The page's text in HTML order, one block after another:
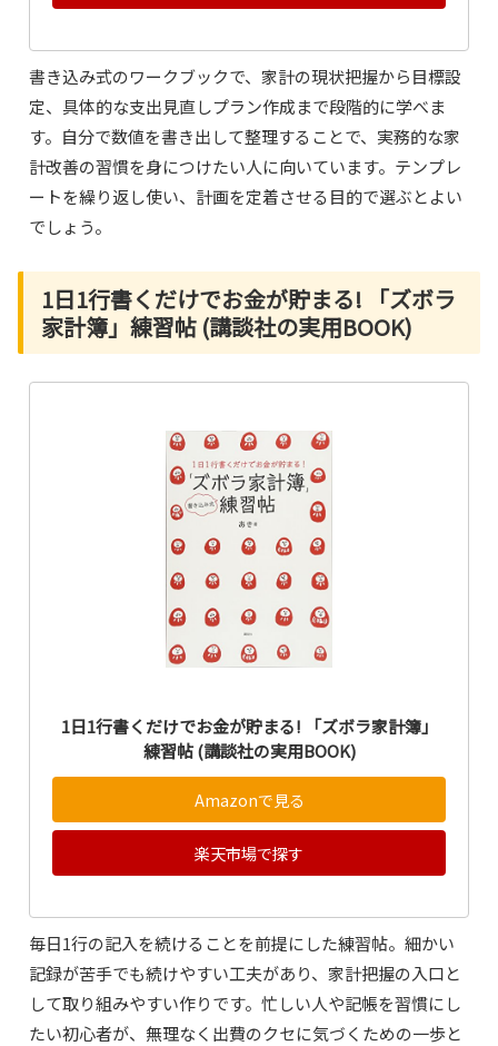
書き込み式のワークブックで、家計の現状把握から目標設
定、具体的な支出見直しプラン作成まで段階的に学べま
す。自分で数値を書き出して整理することで、実務的な家
計改善の習慣を身につけたい人に向いています。テンプレ
ートを繰り返し使い、計画を定着させる目的で選ぶとよい
でしょう。
1日1行書くだけでお金が貯まる! 「ズボラ
家計簿」練習帖 (講談社の実用BOOK)
1日1行書くだけでお金が貯まる! 「ズボラ家計簿」
練習帖 (講談社の実用BOOK)
Amazonで見る
楽天市場で探す
毎日1行の記入を続けることを前提にした練習帖。細かい
記録が苦手でも続けやすい工夫があり、家計把握の入口と
して取り組みやすい作りです。忙しい人や記帳を習慣にし
たい初心者が、無理なく出費のクセに気づくための一歩と